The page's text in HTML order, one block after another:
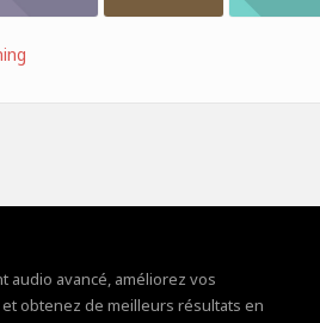
audio avancé, améliorez vos
obtenez de meilleurs résultats en